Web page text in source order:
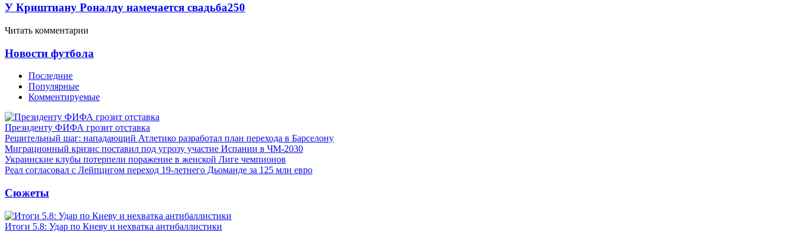
У Криштиану Роналду намечается свадьба250
Читать комментарии
Новости футбола
Последние
Популярные
Комментируемые
Президенту ФИФА грозит отставка
Решительный шаг: нападающий Атлетико разработал план перехода в Барселону
Миграционный кризис поставил под угрозу участие Испании в ЧМ-2030
Украинские клубы потерпели поражение в женской Лиге чемпионов
Реал согласовал с Лейпцигом переход 19-летнего Дьоманде за 125 млн евро
Сюжеты
Итоги 5.8: Удар по Киеву и нехватка антибаллистики